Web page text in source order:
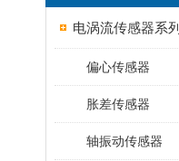
电涡流传感器系列
偏心传感器
胀差传感器
轴振动传感器